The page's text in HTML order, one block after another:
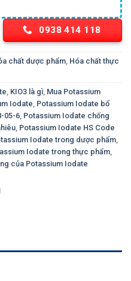
0938 414 118
chất dược phẩm, Hóa chất thực
, KIO3 là gì, Mua Potassium
Iodate, Potassium Iodate bổ
05-6, Potassium Iodate chống
, Potassium Iodate HS Code
Iodate trong dược phẩm,
Iodate trong thực phẩm,
của Potassium Iodate